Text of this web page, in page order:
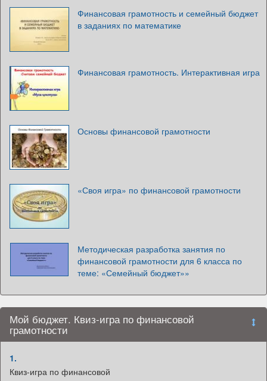
Финансовая грамотность и семейный бюджет
в заданиях по математике
Финансовая грамотность. Интерактивная игра
Основы финансовой грамотности
«Своя игра» по финансовой грамотности
Методическая разработка занятия по
финансовой грамотности для 6 класса по
теме: «Семейный бюджет»»
Мой бюджет. Квиз-игра по финансовой
грамотности
1.
Квиз-игра по финансовой